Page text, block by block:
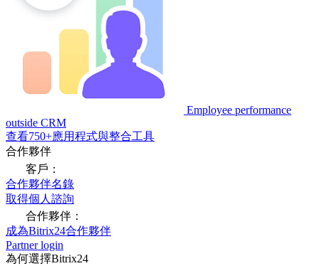
Employee performance
outside CRM
查看750+應用程式與整合工具
合作夥伴
客戶：
合作夥伴名錄
取得個人諮詢
合作夥伴：
成為Bitrix24合作夥伴
Partner login
為何選擇Bitrix24